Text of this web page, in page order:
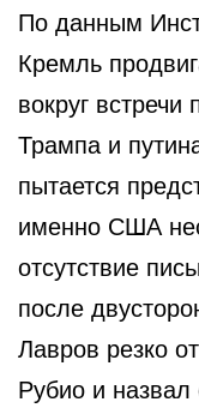
По данным
Кремль
вокруг
Трампа и
пытается
именно США
отсутствие
после
Лавров резко
Рубио и назвал